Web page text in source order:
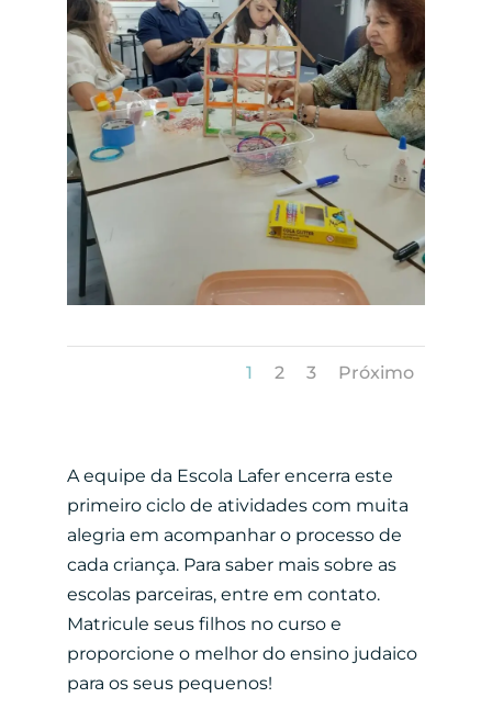
1 2 3 Próximo
A equipe da Escola Lafer encerra este
primeiro ciclo de atividades com muita
alegria em acompanhar o processo de
cada criança. Para saber mais sobre as
escolas parceiras, entre em contato.
Matricule seus filhos no curso e
proporcione o melhor do ensino judaico
para os seus pequenos!